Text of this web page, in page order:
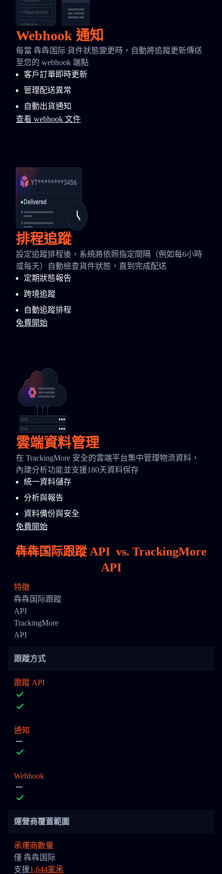
Webhook 通知
每當 犇犇国际 貨件狀態變更時，自動將追蹤更新傳送
至您的 webhook 端點
客戶訂單即時更新
管理配送異常
自動出貨通知
查看 webhook 文件
排程追蹤
設定追蹤排程後，系統將依照指定間隔（例如每6小時
或每天）自動檢查貨件狀態，直到完成配送
定期狀態報告
跨境追蹤
自動追蹤排程
免費開始
雲端資料管理
在 TrackingMore 安全的雲端平台集中管理物流資料，
內建分析功能並支援180天資料保存
統一資料儲存
分析與報告
資料備份與安全
免費開始
犇犇国际跟蹤 API vs. TrackingMore
API
特徵
犇犇国际跟蹤
API
TrackingMore
API
跟蹤方式
跟蹤 API
通知
Webhook
運營商覆蓋範圍
承運商數量
僅 犇犇国际
支援1,644家承